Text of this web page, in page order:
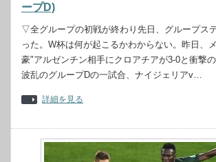
ープD)
▽全グループの初戦が終わり先日、グループス
った。W杯は何が起こるかわからない。昨日、
豪"アルゼンチン相手にクロアチアが3-0と衝撃の
波乱のグループDの一試合、ナイジェリアv…
詳細を見る